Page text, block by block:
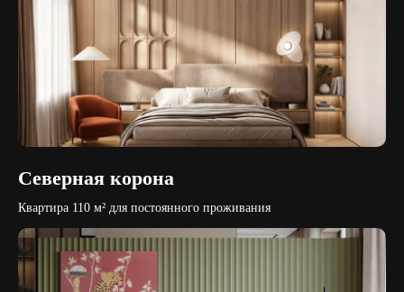
Северная корона
Квартира 110 м² для постоянного проживания